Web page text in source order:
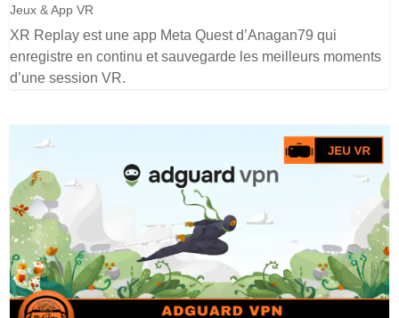
Jeux & App VR
XR Replay est une app Meta Quest d’Anagan79 qui
enregistre en continu et sauvegarde les meilleurs moments
d’une session VR.